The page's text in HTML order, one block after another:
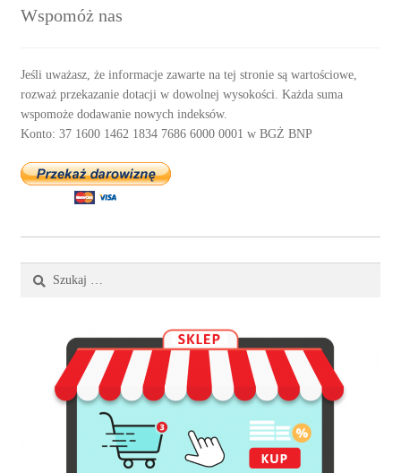
Wspomóż nas
Jeśli uważasz, że informacje zawarte na tej stronie są wartościowe,
rozważ przekazanie dotacji w dowolnej wysokości. Każda suma
wspomoże dodawanie nowych indeksów.
Konto: 37 1600 1462 1834 7686 6000 0001 w BGŻ BNP